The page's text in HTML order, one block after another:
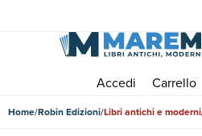
Accedi Carrello
Home Robin Edizioni Libri antichi e moderni